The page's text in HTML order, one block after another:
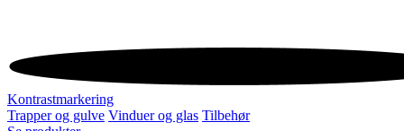
Kontrastmarkering
Trapper og gulve Vinduer og glas Tilbehør